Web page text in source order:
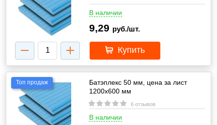
В наличии
9,29 руб./шт.
Купить
Топ продаж
Батэплекс 50 мм, цена за лист
1200х600 мм
6 отзывов
В наличии